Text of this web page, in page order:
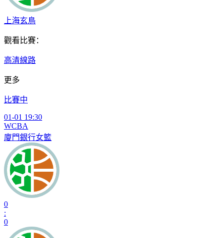
上海玄鳥
觀看比賽：
高清線路
更多
比賽中
01-01 19:30
WCBA
廈門銀行女籃
0
:
0